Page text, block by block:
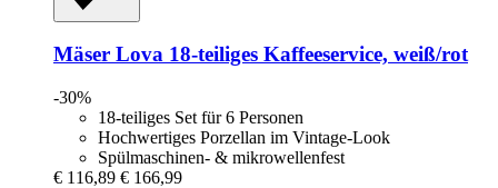
Mäser Lova 18-​teiliges Kaffeeservice, weiß/rot
-30%
18-teiliges Set für 6 Personen
Hochwertiges Porzellan im Vintage-Look
Spülmaschinen- & mikrowellenfest
€ 116,89 € 166,99